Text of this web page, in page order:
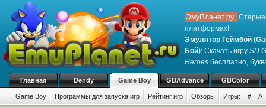
ЭмуПланет.ру: Старые
платформах!
Эмулятор Геймбой
Бой): Скачать игру SD
Heroes бесплатно,
Главная Dendy Game Boy GBAdvance GBColor
Game Boy Программы для запуска игр Рейтинг игр Обзоры Игры: # A